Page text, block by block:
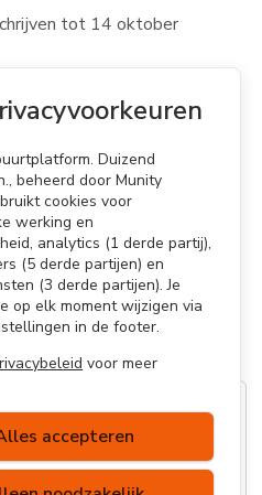
Duizend
beheerd door Munity
cookies voor
werking en
analytics (1 derde partij),
(5 derde partijen) en
(3 derde partijen). Je
op elk moment wijzigen via
in de footer.
voor meer
accepteren
tot 14 oktober
ondersteund. Hierdoor
van de site niet